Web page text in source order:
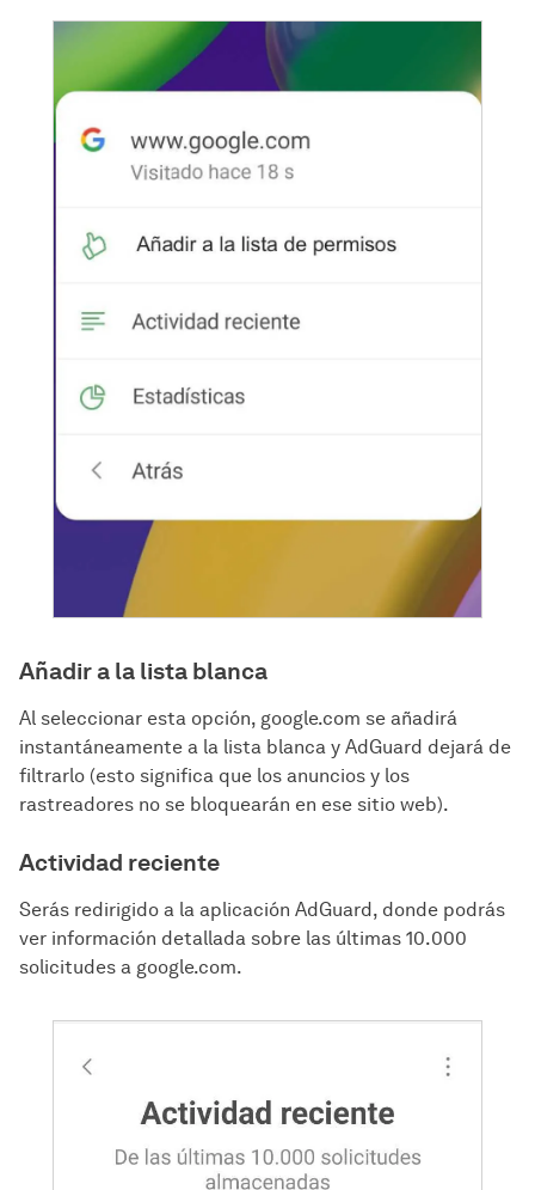
Añadir a la lista blanca
Al seleccionar esta opción, google.com se añadirá
instantáneamente a la lista blanca y AdGuard dejará de
filtrarlo (esto significa que los anuncios y los
rastreadores no se bloquearán en ese sitio web).
Actividad reciente
Serás redirigido a la aplicación AdGuard, donde podrás
ver información detallada sobre las últimas 10.000
solicitudes a google.com.